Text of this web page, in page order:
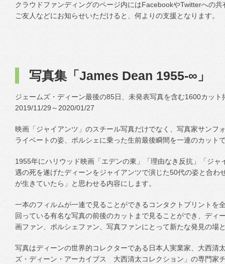
クラウドファンディングのページ内にはFacebookやTwitterへの
ご友人などにお知らせいただけると、何よりの支援となります。
写真集「James Dean 1955-∞」
ジェームズ・ディーン最後の85日、未発表写真を含む1600カット
2019/11/29～2020/01/27
映画「ジャイアンツ」のスチール写真だけでなく、写真家サンフ
ライベートの姿、ポルシェに乗った生前最後瞬間を一連のカット
1955年にハリウッド映画「エデンの東」「理由なき反抗」「ジャ
遇の死を遂げたディーンをジャイアンツで演じた50代の姿と合わ
が生きていたら」と思わせる内容にします。
一本のフィルムが一連で見ることができるコンタクトプリントを
回っている有名な写真の前後のカットまで見ることができ、ディ
画ファン、ポルシェファン、写真ファンにとって新たな発見の場
写真はディーンの世界的コレクターである日本人実業家、大西清
ズ・ディーン・アーカイブス 大西清太コレクション」の専門家